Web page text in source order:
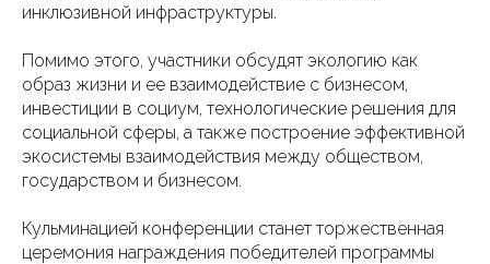
инклюзивной инфраструктуры.
Помимо этого, участники обсудят экологию как
образ жизни и ее взаимодействие с бизнесом,
инвестиции в социум, технологические решения для
социальной сферы, а также построение эффективной
экосистемы взаимодействия между обществом,
государством и бизнесом.
Кульминацией конференции станет торжественная
церемония награждения победителей программы